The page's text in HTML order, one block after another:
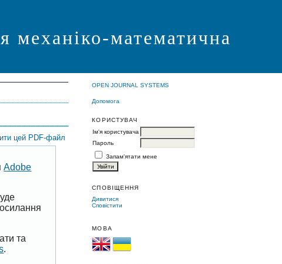
механіко-математична
OPEN JOURNAL SYSTEMS
Допомога
КОРИСТУВАЧ
Ім'я користувача
Пароль
Запам'ятати мене
СПОВІЩЕННЯ
Дивитися
Сповістити
МОВА
цей PDF-файл
Adobe
та
.